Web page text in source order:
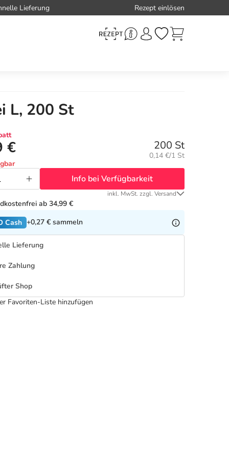
Lieferung Rezept einlösen
L, 200 St
€ 200 St
Grundpreis:
0,14 €/1 St
Info bei Verfügbarkeit
inkl. MwSt. zzgl. Versand
ab 34,99 €
Cash +0,27 € sammeln
Lieferung
Zahlung
Shop
Favoriten-Liste hinzufügen